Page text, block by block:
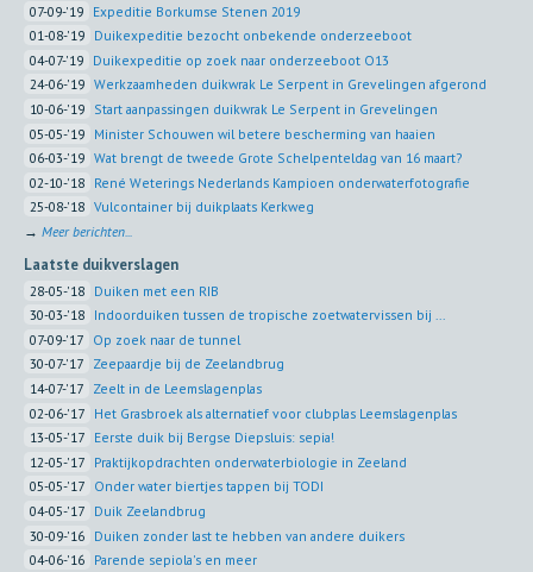
07-09-'19 Expeditie Borkumse Stenen 2019
01-08-'19 Duikexpeditie bezocht onbekende onderzeeboot
04-07-'19 Duikexpeditie op zoek naar onderzeeboot O13
24-06-'19 Werkzaamheden duikwrak Le Serpent in Grevelingen afgerond
10-06-'19 Start aanpassingen duikwrak Le Serpent in Grevelingen
05-05-'19 Minister Schouwen wil betere bescherming van haaien
06-03-'19 Wat brengt de tweede Grote Schelpenteldag van 16 maart?
02-10-'18 René Weterings Nederlands Kampioen onderwaterfotografie
25-08-'18 Vulcontainer bij duikplaats Kerkweg
→ Meer berichten...
Laatste duikverslagen
28-05-'18 Duiken met een RIB
30-03-'18 Indoorduiken tussen de tropische zoetwatervissen bij ...
07-09-'17 Op zoek naar de tunnel
30-07-'17 Zeepaardje bij de Zeelandbrug
14-07-'17 Zeelt in de Leemslagenplas
02-06-'17 Het Grasbroek als alternatief voor clubplas Leemslagenplas
13-05-'17 Eerste duik bij Bergse Diepsluis: sepia!
12-05-'17 Praktijkopdrachten onderwaterbiologie in Zeeland
05-05-'17 Onder water biertjes tappen bij TODI
04-05-'17 Duik Zeelandbrug
30-09-'16 Duiken zonder last te hebben van andere duikers
04-06-'16 Parende sepiola's en meer